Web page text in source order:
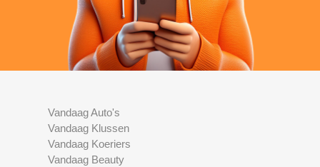
Vandaag Auto's
Vandaag Klussen
Vandaag Koeriers
Vandaag Beauty